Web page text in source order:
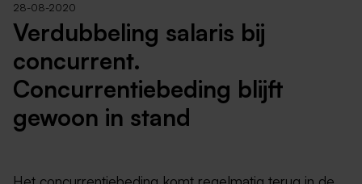
28-08-2020
Verdubbeling salaris bij
concurrent.
Concurrentiebeding blijft
gewoon in stand